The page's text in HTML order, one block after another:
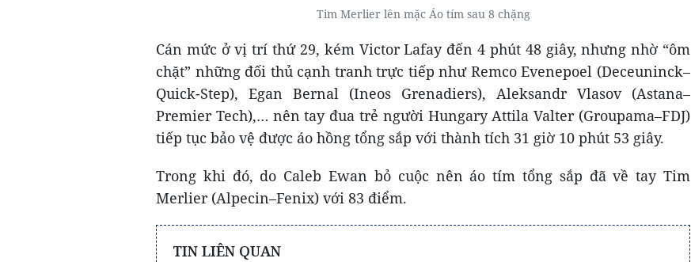
Tim Merlier lên mặc Áo tím sau 8 chặng
Cán mức ở vị trí thứ 29, kém Victor Lafay đến 4 phút 48 giây, nhưng nhờ “ôm
chặt” những đối thủ cạnh tranh trực tiếp như Remco Evenepoel (Deceuninck–
Quick-Step), Egan Bernal (Ineos Grenadiers), Aleksandr Vlasov (Astana–
Premier Tech),… nên tay đua trẻ người Hungary Attila Valter (Groupama–FDJ)
tiếp tục bảo vệ được áo hồng tổng sắp với thành tích 31 giờ 10 phút 53 giây.
Trong khi đó, do Caleb Ewan bỏ cuộc nên áo tím tổng sắp đã về tay Tim
Merlier (Alpecin–Fenix) với 83 điểm.
TIN LIÊN QUAN